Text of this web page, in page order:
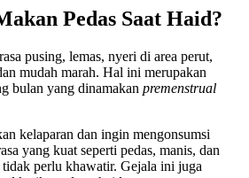
Pedas Saat Haid?
pusing, lemas, nyeri di area perut,
mudah marah. Hal ini merupakan
bulan yang dinamakan premenstrual
kelaparan dan ingin mengonsumsi
yang kuat seperti pedas, manis, dan
tidak perlu khawatir. Gejala ini juga